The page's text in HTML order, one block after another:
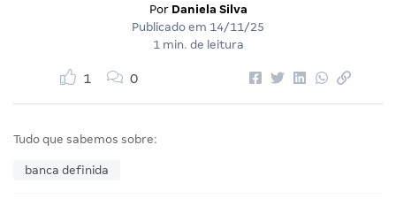
Por Daniela Silva
Publicado em 14/11/25
1 min. de leitura
1 0
Tudo que sabemos sobre:
banca definida